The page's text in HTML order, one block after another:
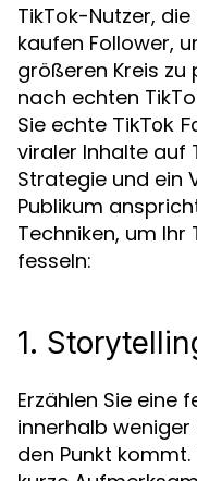
TikTok-Nutzer,
kaufen Follower,
größeren Kreis zu
nach echten
Sie echte TikTok
viraler Inhalte auf
Strategie und ein
Publikum
Techniken, um Ihr
fesseln:
1.
Erzählen Sie eine
innerhalb
den Punkt